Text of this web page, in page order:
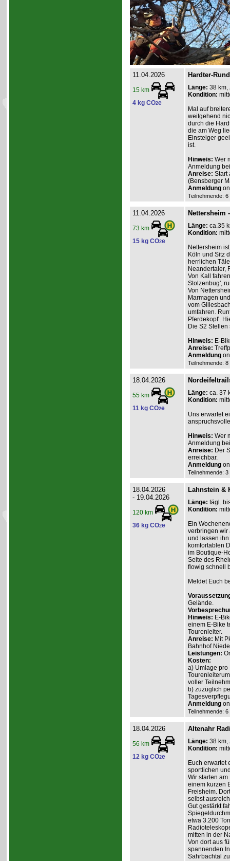
11.04.2026
15 km
4 kg CO2e
Hardter-
Länge: 38 km,
Kondition:
Mal auf
weitgehend
durch die
die am Weg
Einsteiger
ist.
Hinweis: Wer
Anmeldung
Anreise: Start
(Bensberger
Anmeldung
Teilnehmende:
11.04.2026
73 km
15 kg CO2e
Nettersheim
Länge: ca.35
Kondition:
Nettersheim
Köln und Sitz
herrlichen
Neandertaler,
Von Kall
Stolzenbug',
Von
Marmagen
vom
umfahren.
Pferdekopf'.
Die S2
Hinweis: E-
Anreise:
Anmeldung
Teilnehmende:
18.04.2026
55 km
11 kg CO2e
Länge: ca. 37
Kondition:
Uns erwartet
Hinweis: Wer
Anmeldung
Anreise: Der
erreichbar.
Anmeldung
Teilnehmende:
18.04.2026
- 19.04.2026
120 km
36 kg CO2e
Lahnstein &
Länge: tägl.
Kondition:
Ein
verbringen wir
und lassen
komfortablen
im Boutique-
Seite des
flowig schnell
Meldet Euch
Gelände.
Hinweis: E-
einem E-Bike
Tourenleiter.
Anreise: Mit
Bahnhof
Leistungen:
Kosten:
a) Umlage pro
voller
b) zuzüglich
Anmeldung
Teilnehmende:
18.04.2026
56 km
12 kg CO2e
Altenahr
Länge: 38 km,
Kondition:
Euch erwartet
sportlichen
Wir starten
einem kurzen
Freisheim.
selbst
Gut gestärkt
etwa 3.200
mitten in der
Von dort aus
spannenden
Sahrbachtal